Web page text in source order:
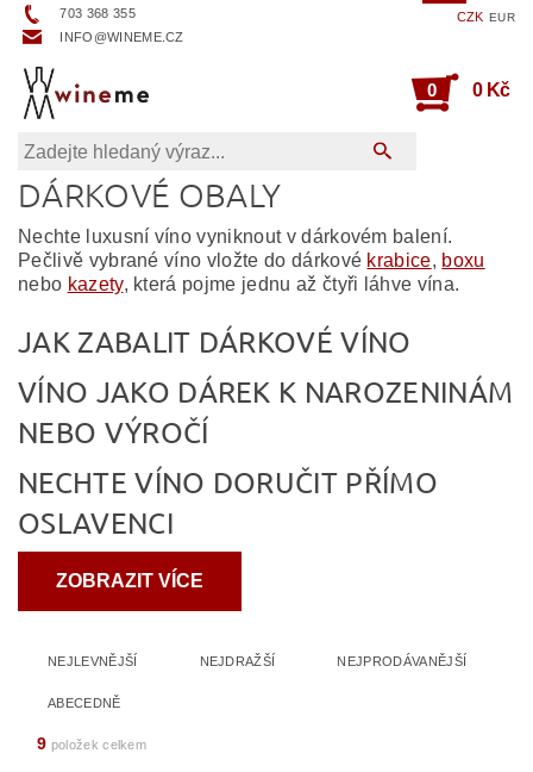
703 368 355
INFO@WINEME.CZ
CZK EUR
0 0 Kč
DÁRKOVÉ OBALY
Nechte luxusní víno vyniknout v dárkovém balení.
Pečlivě vybrané víno vložte do dárkové krabice, boxu
nebo kazety, která pojme jednu až čtyři láhve vína.
JAK ZABALIT DÁRKOVÉ VÍNO
VÍNO JAKO DÁREK K NAROZENINÁM
NEBO VÝROČÍ
NECHTE VÍNO DORUČIT PŘÍMO
OSLAVENCI
ZOBRAZIT VÍCE
NEJLEVNĚJŠÍ NEJDRAŽŠÍ NEJPRODÁVANĚJŠÍ
ABECEDNĚ
9 položek celkem